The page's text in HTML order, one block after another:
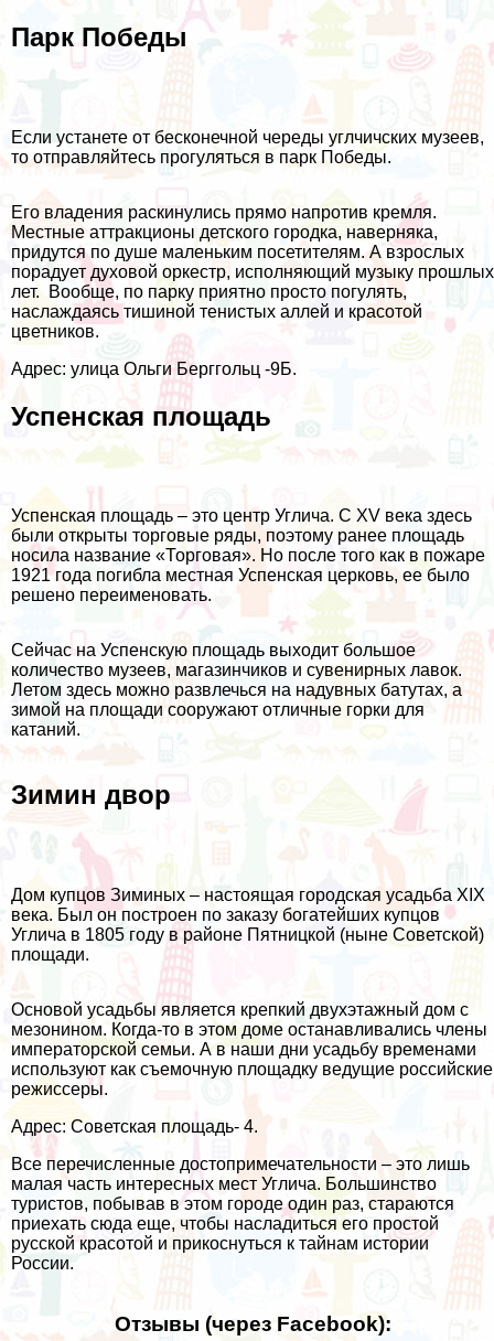
Парк Победы
Если устанете от бесконечной череды углчичских музеев,
то отправляйтесь прогуляться в парк Победы.
Его владения раскинулись прямо напротив кремля.
Местные аттракционы детского городка, наверняка,
придутся по душе маленьким посетителям. А взрослых
порадует духовой оркестр, исполняющий музыку прошлых
лет. Вообще, по парку приятно просто погулять,
наслаждаясь тишиной тенистых аллей и красотой
цветников.
Адрес: улица Ольги Берггольц -9Б.
Успенская площадь
Успенская площадь – это центр Углича. С XV века здесь
были открыты торговые ряды, поэтому ранее площадь
носила название «Торговая». Но после того как в пожаре
1921 года погибла местная Успенская церковь, ее было
решено переименовать.
Сейчас на Успенскую площадь выходит большое
количество музеев, магазинчиков и сувенирных лавок.
Летом здесь можно развлечься на надувных батутах, а
зимой на площади сооружают отличные горки для
катаний.
Зимин двор
Дом купцов Зиминых – настоящая городская усадьба XIX
века. Был он построен по заказу богатейших купцов
Углича в 1805 году в районе Пятницкой (ныне Советской)
площади.
Основой усадьбы является крепкий двухэтажный дом с
мезонином. Когда-то в этом доме останавливались члены
императорской семьи. А в наши дни усадьбу временами
используют как съемочную площадку ведущие российские
режиссеры.
Адрес: Советская площадь- 4.
Все перечисленные достопримечательности – это лишь
малая часть интересных мест Углича. Большинство
туристов, побывав в этом городе один раз, стараются
приехать сюда еще, чтобы насладиться его простой
русской красотой и прикоснуться к тайнам истории
России.
Отзывы (через Facebook):